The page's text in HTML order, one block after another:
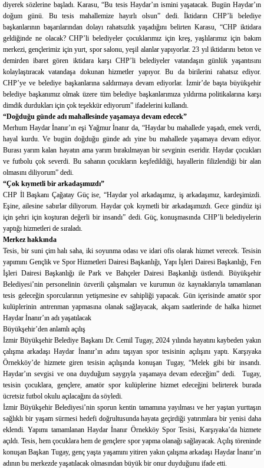
diyerek sözlerine başladı. Karasu, “Bu tesis Haydar’ın ismini yaşatacak. Bugün Haydar’ın
doğum günü. Bu tesis mahallemize hayırlı olsun” dedi. İktidarın CHP’li belediye
başkanlarının başarılarından dolayı rahatsızlık yaşadığını belirten Karasu, “CHP iktidara
geldiğinde ne olacak? CHP’li belediyeler çocuklarımız için kreş, yaşlılarımız için bakım
merkezi, gençlerimiz için yurt, spor salonu, yeşil alanlar yapıyorlar. 23 yıl iktidarını beton ve
demirden ibaret gören iktidara karşı CHP’li belediyeler vatandaşın günlük yaşantısını
kolaylaştıracak vatandaşa dokunan hizmetler yapıyor. Bu da birilerini rahatsız ediyor.
CHP’ye ve belediye başkanlarına saldırmaya devam ediyorlar. İzmir’de başta büyükşehir
belediye başkanımız olmak üzere tüm belediye başkanlarımıza yıldırma politikalarına karşı
dimdik durdukları için çok teşekkür ediyorum” ifadelerini kullandı.
“Doğduğu günde adı mahallesinde yaşamaya devam edecek”
Merhum Haydar İnanır’ın eşi Yağmur İnanır da, “Haydar bu mahallede yaşadı, emek verdi,
hayal kurdu. Ve bugün doğduğu günde adı yine bu mahallede yaşamaya devam ediyor.
Burası yarım kalan hayatın ama yarım bırakılmayan bir sevginin eseridir. Haydar çocukları
ve futbolu çok severdi. Bu sahanın çocukların keşfedildiği, hayallerin filizlendiği bir alan
olmasını diliyorum” dedi.
“Çok kıymetli bir arkadaşımızdı”
CHP İl Başkanı Çağatay Güç ise, “Haydar yol arkadaşımız, iş arkadaşımız, kardeşimizdi.
Eşine, ailesine sabırlar diliyorum. Haydar çok kıymetli bir arkadaşımızdı. Gece gündüz işi
için şehri için koşturan değerli bir insandı” dedi. Güç, konuşmasında CHP’li belediyelerin
yaptığı hizmetleri de sıraladı.
Merkez hakkında
Tesis, bir suni çim halı saha, iki soyunma odası ve idari ofis olarak hizmet verecek. Tesisin
yapımını Gençlik ve Spor Hizmetleri Dairesi Başkanlığı, Yapı İşleri Dairesi Başkanlığı, Fen
İşleri Dairesi Başkanlığı ile Park ve Bahçeler Dairesi Başkanlığı üstlendi. Büyükşehir
Belediyesi’nin personelinin özverili çalışmaları ve kurumun öz kaynaklarıyla tamamlanan
tesis geleceğin sporcularının yetişmesine ev sahipliği yapacak. Gün içerisinde amatör spor
kulüplerinin antrenman yapmasına olanak sağlayacak, akşam saatlerinde de halka hizmet
Haydar İnanır’ın adı yaşatılacak
Büyükşehir’den anlamlı açılış
İzmir Büyükşehir Belediye Başkanı Dr. Cemil Tugay, 2024 yılında hayatını kaybeden yakın
çalışma arkadaşı Haydar İnanır’ın adını taşıyan spor tesisinin açılışını yaptı. Karşıyaka
Örnekköy’de hizmete giren tesisin açılışında konuşan Tugay, “Melek gibi bir insandı.
Haydar’ın sevgisi ve ona duyduğum saygıyla yaşamaya devam edeceğim” dedi. Tugay,
tesisin çocuklara, gençlere, amatör spor kulüplerine hizmet edeceğini belirterek burada
ücretsiz futbol okulu açılacağını da söyledi.
İzmir Büyükşehir Belediyesi’nin sporun kentin tamamına yayılması ve her yaştan yurttaşın
sağlıklı bir yaşam sürmesi hedefi doğrultusunda hayata geçirdiği yatırımlara bir yenisi daha
eklendi. Yapımı tamamlanan Haydar İnanır Örnekköy Spor Tesisi, Karşıyaka’da hizmete
açıldı. Tesis, hem çocuklara hem de gençlere spor yapma olanağı sağlayacak. Açılış töreninde
konuşan Başkan Tugay, genç yaşta yaşamını yitiren yakın çalışma arkadaşı Haydar İnanır’ın
adının bu merkezde yaşatılacak olmasından büyük bir onur duyduğunu ifade etti.